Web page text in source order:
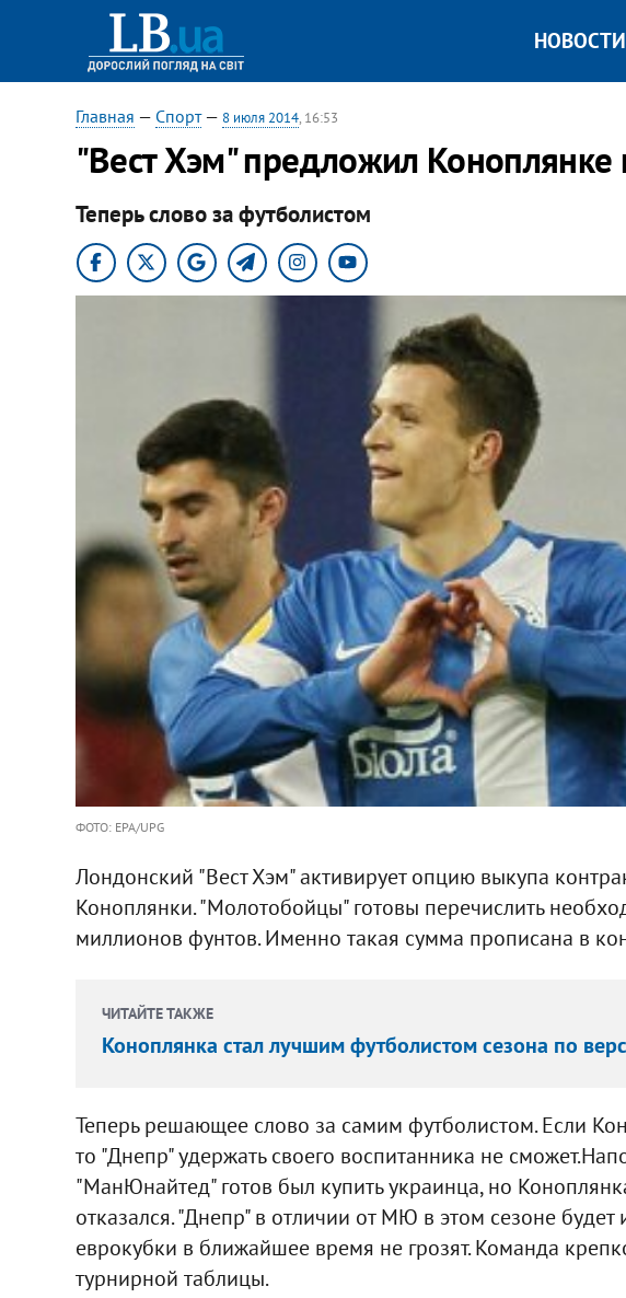
НОВОСТИ
Главная — Спорт— 8 июля 2014, 16:53
"Вест Хэм" предложил Коноплянке
Теперь слово за футболистом
ФОТО: EPA/UPG
Лондонский "Вест Хэм" активирует опцию выкупа
Коноплянки. "Молотобойцы" готовы перечислить
миллионов фунтов. Именно такая сумма прописана в
ЧИТАЙТЕ ТАКЖЕ
Коноплянка стал лучшим футболистом сезона по
Теперь решающее слово за самим футболистом. Если
то "Днепр" удержать своего воспитанника не
"МанЮнайтед" готов был купить украинца, но
отказался. "Днепр" в отличии от МЮ в этом сезоне будет
еврокубки в ближайшее время не грозят. Команда
турнирной таблицы.